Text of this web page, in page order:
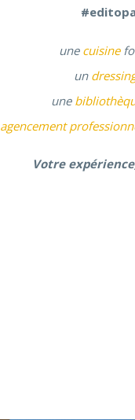
une cuisine
un
une
agencement
Votre